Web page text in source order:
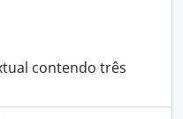
contendo três